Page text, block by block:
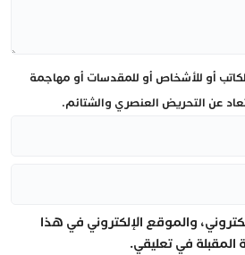
أو للأشخاص أو للمقدسات أو مهاجمة
عن التحريض العنصري والشتائم.
والموقع الإلكتروني في هذا
المقبلة في تعليقي.